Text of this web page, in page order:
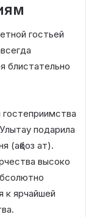
гостьей
блистательно
подарила
(ақбоз ат).
высоко
к ярчайшей